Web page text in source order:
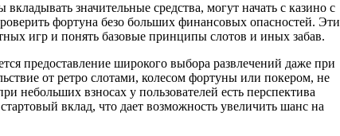
значительные средства, могут начать с казино с
фортуна безо больших финансовых опасностей. Эти
игр и понять базовые принципы слотов и иных забав.
предоставление широкого выбора развлечений даже при
от ретро слотами, колесом фортуны или покером, не
небольших взносах у пользователей есть перспектива
вклад, что дает возможность увеличить шанс на